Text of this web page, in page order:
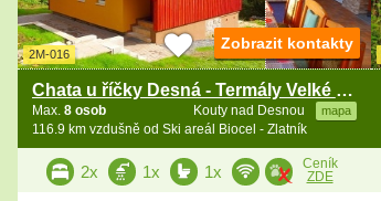
2M-016
Chata u říčky Desná - Termály Velké losiny
Kouty nad Desnou mapa
Max. 8 osob
116.9 km vzdušně od Ski areál Biocel - Zlatník
Zobrazit kontakty
2x 1x 1x
Ceník
ZDE